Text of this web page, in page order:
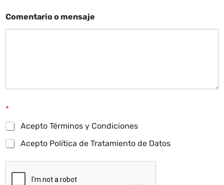
Comentario o mensaje
*
Acepto Términos y Condiciones
Acepto Política de Tratamiento de Datos